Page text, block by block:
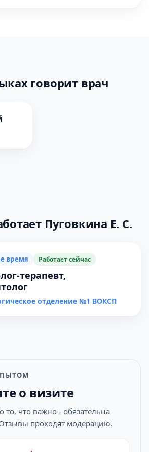
говорит врач
Пуговкина Е. С.
время Работает сейчас
терапевт,
отделение №1 ВОКСП
о визите
то, что важно - обязательна
проходят модерацию.